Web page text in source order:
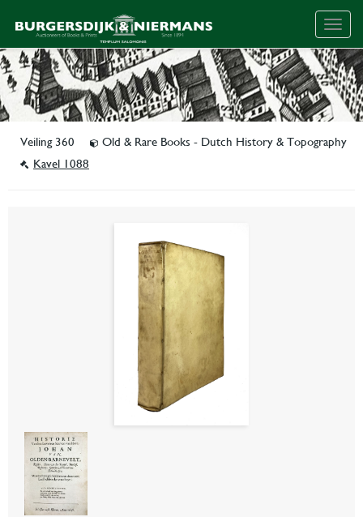
Veiling 360
Old & Rare Books - Dutch History & Topography
Kavel 1088